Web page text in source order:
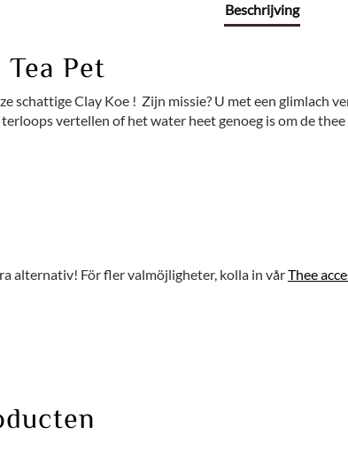
Beschrijving
Pet
schattige Clay Koe ! Zijn missie? U met een glimlach
vertellen of het water heet genoeg is om de
alternativ! För fler valmöjligheter, kolla in vårThee